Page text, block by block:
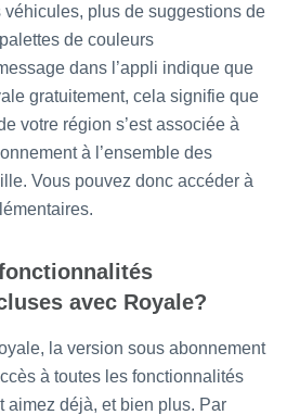
véhicules, plus de suggestions de
de couleurs
dans l’appli indique que
gratuitement, cela signifie que
votre région s’est associée à
à l’ensemble des
Vous pouvez donc accéder à
avec Royale?
la version sous abonnement
à toutes les fonctionnalités
aimez déjà, et bien plus. Par